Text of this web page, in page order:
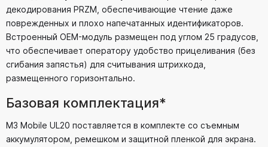
декодирования PRZM, обеспечивающие чтение даже
поврежденных и плохо напечатанных идентификаторов.
Встроенный OEM-модуль размещен под углом 25 градусов,
что обеспечивает оператору удобство прицеливания (без
сгибания запястья) для считывания штрихкода,
размещенного горизонтально.
Базовая комплектация*
M3 Mobile UL20 поставляется в комплекте со съемным
аккумулятором, ремешком и защитной пленкой для экрана.